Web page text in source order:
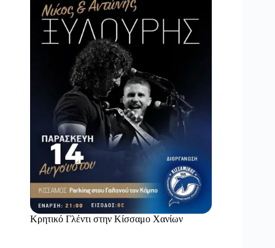
Κρητικό Γλέντι στην Κίσσαμο Χανίων